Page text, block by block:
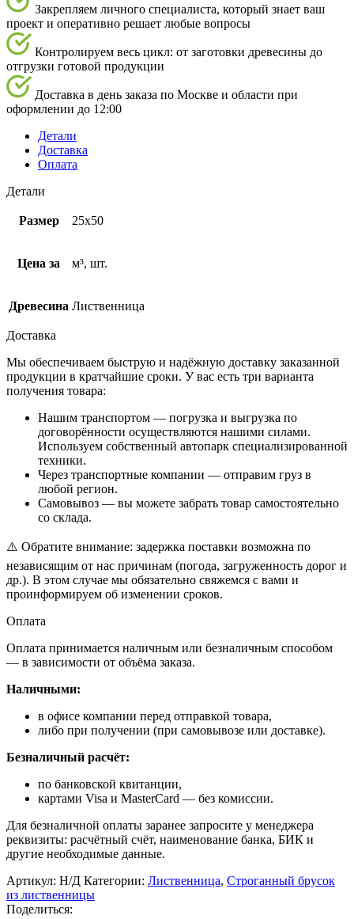
Закрепляем личного специалиста, который знает ваш
проект и оперативно решает любые вопросы
Контролируем весь цикл: от заготовки древесины до
отгрузки готовой продукции
Доставка в день заказа по Москве и области при
оформлении до 12:00
Детали
Доставка
Оплата
Детали
Размер 25х50
Цена за м³, шт.
Древесина Лиственница
Доставка
Мы обеспечиваем быструю и надёжную доставку заказанной
продукции в кратчайшие сроки. У вас есть три варианта
получения товара:
Нашим транспортом — погрузка и выгрузка по
договорённости осуществляются нашими силами.
Используем собственный автопарк специализированной
техники.
Через транспортные компании — отправим груз в
любой регион.
Самовывоз — вы можете забрать товар самостоятельно
со склада.
⚠️ Обратите внимание: задержка поставки возможна по
независящим от нас причинам (погода, загруженность дорог и
др.). В этом случае мы обязательно свяжемся с вами и
проинформируем об изменении сроков.
Оплата
Оплата принимается наличным или безналичным способом
— в зависимости от объёма заказа.
Наличными:
в офисе компании перед отправкой товара,
либо при получении (при самовывозе или доставке).
Безналичный расчёт:
по банковской квитанции,
картами Visa и MasterCard — без комиссии.
Для безналичной оплаты заранее запросите у менеджера
реквизиты: расчётный счёт, наименование банка, БИК и
другие необходимые данные.
Артикул: Н/Д Категории: Лиственница, Строганный брусок
из лиственницы
Поделиться: